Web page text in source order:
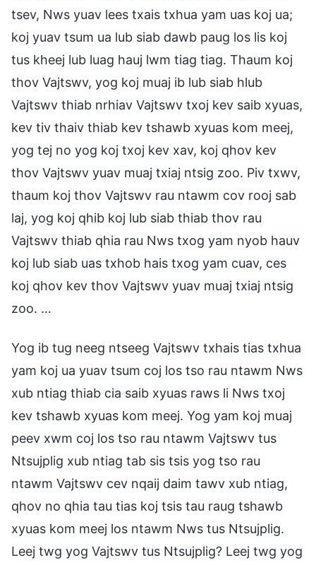
tsev, Nws yuav lees txais txhua yam uas koj ua;
koj yuav tsum ua lub siab dawb paug los lis koj
tus kheej lub luag hauj lwm tiag tiag. Thaum koj
thov Vajtswv, yog koj muaj ib lub siab hlub
Vajtswv thiab nrhiav Vajtswv txoj kev saib xyuas,
kev tiv thaiv thiab kev tshawb xyuas kom meej,
yog tej no yog koj txoj kev xav, koj qhov kev
thov Vajtswv yuav muaj txiaj ntsig zoo. Piv txwv,
thaum koj thov Vajtswv rau ntawm cov rooj sab
laj, yog koj qhib koj lub siab thiab thov rau
Vajtswv thiab qhia rau Nws txog yam nyob hauv
koj lub siab uas txhob hais txog yam cuav, ces
koj qhov kev thov Vajtswv yuav muaj txiaj ntsig
zoo. …
Yog ib tug neeg ntseeg Vajtswv txhais tias txhua
yam koj ua yuav tsum coj los tso rau ntawm Nws
xub ntiag thiab cia saib xyuas raws li Nws txoj
kev tshawb xyuas kom meej. Yog yam koj muaj
peev xwm coj los tso rau ntawm Vajtswv tus
Ntsujplig xub ntiag tab sis tsis yog tso rau
ntawm Vajtswv cev nqaij daim tawv xub ntiag,
qhov no qhia tau tias koj tsis tau raug tshawb
xyuas kom meej los ntawm Nws tus Ntsujplig.
Leej twg yog Vajtswv tus Ntsujplig? Leej twg yog